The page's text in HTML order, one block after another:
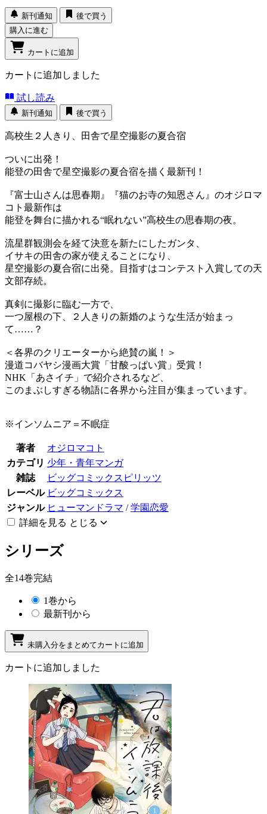
新刊通知
後で買う
購入に進む
カートに追加
カートに追加しました
試し読み
新刊通知 後で買う
高校生２人きり、田舎で星空撮影の夏合宿
ついに出発！
能登の田舎で星空撮影の夏合宿を描く最新刊！
『富士山さんは思春期』『猫のお寺の知恩さん』のオジロマ
コト最新作は
能登を舞台に描かれる“眠れない”高校生の思春期の夜。
流星群観測会を経て決意を新たにしたガンタ、
イサキの田舎の家が使えることになり、
星空撮影の夏合宿に出発。目指すはコンテスト入賞しての天
文部存続。
真剣に撮影に臨む一方で、
一つ屋根の下、２人きりの新婚のような生活が始まっ
て……？
＜各界のクリエーターから絶賛の嵐！＞
漫道コバヤシ漫画大賞「甘酸っぱい賞」受賞！
NHK「あさイチ」で紹介されるなど、
このまぶしすぎる物語に各界から注目が集まっています。
※インソムニア＝不眠症
著者
オジロマコト
カテゴリ 少年・青年マンガ
雑誌
ビッグコミックスピリッツ
レーベル ビッグコミックス
ジャンル ヒューマンドラマ /学園恋愛
詳細を見る とじる
シリーズ
全14巻完結
1巻から
最新刊から
未購入分をまとめてカートに追加
カートに追加しました